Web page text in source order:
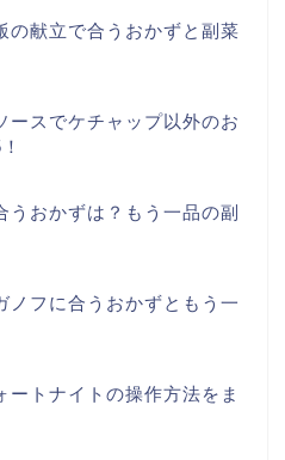
の献立で合うおかずと副菜
ースでケチャップ以外のお
うおかずは？もう一品の副
ノフに合うおかずともう一
ートナイトの操作方法をま